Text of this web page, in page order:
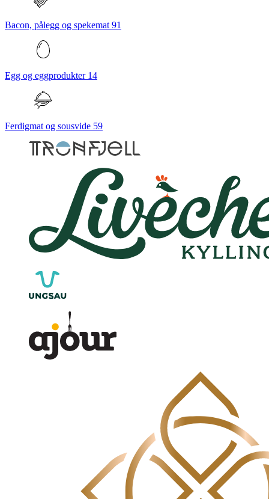
Bacon, pålegg og spekemat 91
Egg og eggprodukter 14
Ferdigmat og sousvide 59